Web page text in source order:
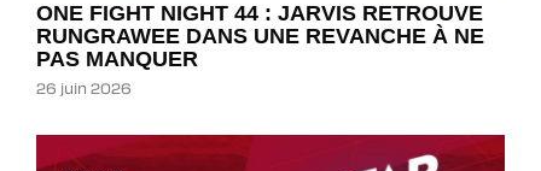
ONE FIGHT NIGHT 44 : JARVIS RETROUVE
RUNGRAWEE DANS UNE REVANCHE À NE
PAS MANQUER
26 juin 2026